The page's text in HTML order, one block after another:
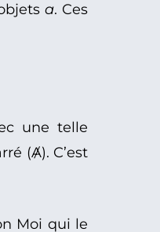
a. Ces
une telle
(Ⱥ). C’est
Moi qui le